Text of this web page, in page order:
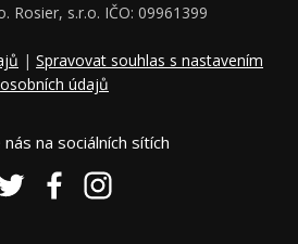
Rosier, s.r.o. IČO: 09961399
| Spravovat souhlas s nastavením
osobních údajů
na sociálních sítích